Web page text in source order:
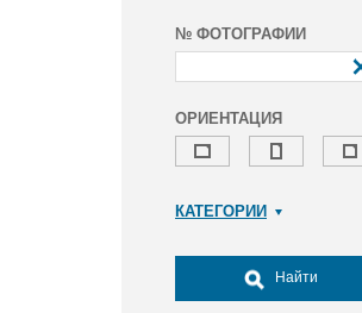
№ ФОТОГРАФИИ
ОРИЕНТАЦИЯ
КАТЕГОРИИ
Досуг, туризм и отдых
Культура
Найти